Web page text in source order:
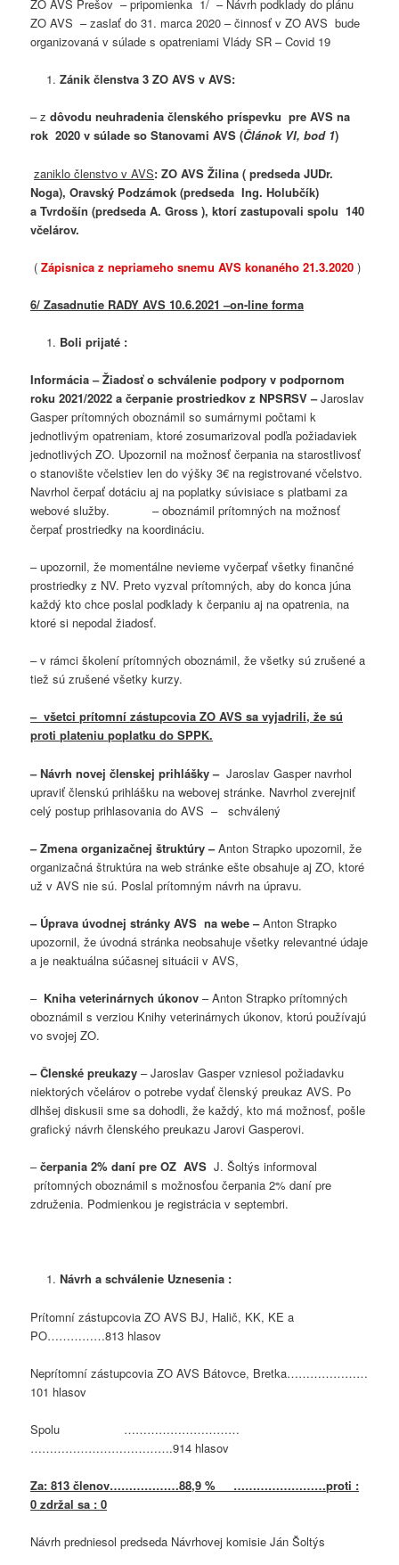
ZO AVS Prešov – pripomienka 1/ – Návrh podklady do plánu
ZO AVS – zaslať do 31. marca 2020 – činnosť v ZO AVS bude
organizovaná v súlade s opatreniami Vlády SR – Covid 19
Zánik členstva 3 ZO AVS v AVS:
– zdôvodu neuhradenia členského príspevku pre AVS na
rok 2020 v súlade so Stanovami AVS (Článok VI, bod 1)
zaniklo členstvo v AVS:ZO AVS Žilina ( predseda JUDr.
Noga), Oravský Podzámok (predseda Ing. Holubčík)
a Tvrdošín (predseda A. Gross ), ktorí zastupovali spolu 140
včelárov.
(Zápisnica z nepriameho snemu AVS konaného 21.3.2020 )
6/ Zasadnutie RADY AVS 10.6.2021 –on-line forma
Boli prijaté :
Informácia – Žiadosť o schválenie podpory v podpornom
roku 2021/2022 a čerpanie prostriedkov z NPSRSV –Jaroslav
Gasper prítomných oboznámil so sumárnymi počtami k
jednotlivým opatreniam, ktoré zosumarizoval podľa požiadaviek
jednotlivých ZO. Upozornil na možnosť čerpania na starostlivosť
o stanovište včelstiev len do výšky 3€ na registrované včelstvo.
Navrhol čerpať dotáciu aj na poplatky súvisiace s platbami za
webové služby. – oboznámil prítomných na možnosť
čerpať prostriedky na koordináciu.
– upozornil, že momentálne nevieme vyčerpať všetky finančné
prostriedky z NV. Preto vyzval prítomných, aby do konca júna
každý kto chce poslal podklady k čerpaniu aj na opatrenia, na
ktoré si nepodal žiadosť.
– v rámci školení prítomných oboznámil, že všetky sú zrušené a
tiež sú zrušené všetky kurzy.
– všetci prítomní zástupcovia ZO AVS sa vyjadrili, že sú
proti plateniu poplatku do SPPK.
–Návrh novej členskej prihlášky –Jaroslav Gasper navrhol
upraviť členskú prihlášku na webovej stránke. Navrhol zverejniť
celý postup prihlasovania do AVS – schválený
– Zmena organizačnej štruktúry –Anton Strapko upozornil, že
organizačná štruktúra na web stránke ešte obsahuje aj ZO, ktoré
už v AVS nie sú. Poslal prítomným návrh na úpravu.
– Úprava úvodnej stránky AVS na webe –Anton Strapko
upozornil, že úvodná stránka neobsahuje všetky relevantné údaje
a je neaktuálna súčasnej situácii v AVS,
– Kniha veterinárnych úkonov – Anton Strapko prítomných
oboznámil s verziou Knihy veterinárnych úkonov, ktorú používajú
vo svojej ZO.
– Členské preukazy – Jaroslav Gasper vzniesol požiadavku
niektorých včelárov o potrebe vydať členský preukaz AVS. Po
dlhšej diskusii sme sa dohodli, že každý, kto má možnosť, pošle
grafický návrh členského preukazu Jarovi Gasperovi.
–čerpania 2% daní pre OZ AVS J. Šoltýs informoval
prítomných oboznámil s možnosťou čerpania 2% daní pre
združenia. Podmienkou je registrácia v septembri.
Návrh a schválenie Uznesenia :
Prítomní zástupcovia ZO AVS BJ, Halič, KK, KE a
PO……………813 hlasov
Neprítomní zástupcovia ZO AVS Bátovce, Bretka…………………
101 hlasov
Spolu …………………………
……………………………….914 hlasov
Za: 813 členov………………88,9 % ……………………proti :
0 zdržal sa : 0
Návrh predniesol predseda Návrhovej komisie Ján Šoltýs